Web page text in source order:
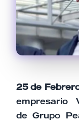
25 de
empresario
de Grupo